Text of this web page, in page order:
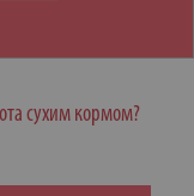
сухим кормом?